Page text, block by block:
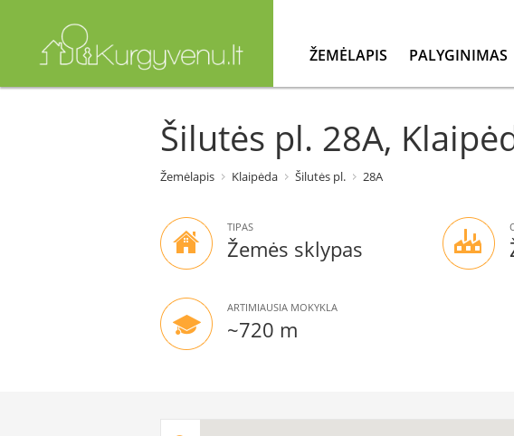
ŽEMĖLAPIS PALYGINIMAS
Šilutės pl. 28A,
Žemėlapis Klaipėda Šilutės pl. 28A
TIPAS
Žemės sklypas
ARTIMIAUSIA MOKYKLA
~720 m